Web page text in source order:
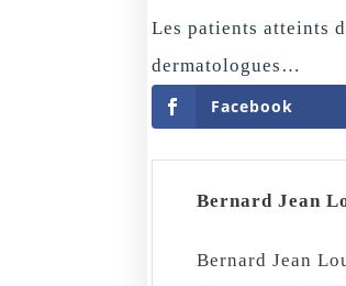
Les patients atteints
dermatologues…
Facebook
Bernard Jean
Bernard Jean